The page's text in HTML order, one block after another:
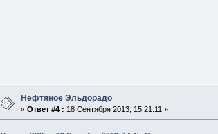
Нефтяное Эльдорадо
«Ответ #4 : 18 Сентября 2013, 15:21:11 »